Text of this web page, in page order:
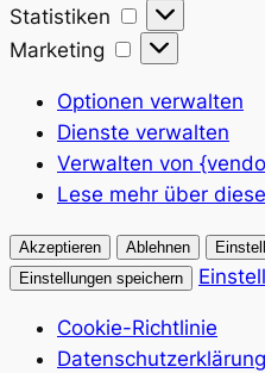
Statistiken
Statistiken
Marketing
Marketing
Optionen verwalten
Dienste verwalten
Verwalten von
Lese mehr über
Akzeptieren Ablehnen
Einstellungen speichern
Cookie-Richtlinie
Datenschutzerklärung